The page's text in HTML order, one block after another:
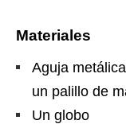
Materiales
Aguja
un palillo de
Un globo